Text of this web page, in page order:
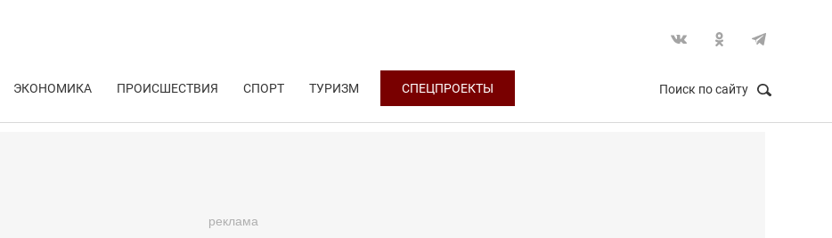
ЭКОНОМИКА ПРОИСШЕСТВИЯ СПОРТ ТУРИЗМ СПЕЦПРОЕКТЫ Поиск по сайту